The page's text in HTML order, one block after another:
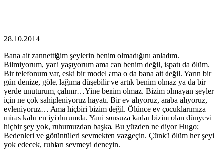
28.10.2014
Bana ait zannettiğim şeylerin benim olmadığını anladım.
Bilmiyorum, yani yaşıyorum ama can benim değil, ispatı da ölüm.
Bir telefonum var, eski bir model ama o da bana ait değil. Yarın bir
gün denize, göle, lağıma düşebilir ve artık benim olmaz ya da bir
yerde unuturum, çalınır…Yine benim olmaz. Bizim olmayan şeyler
için ne çok sahipleniyoruz hayatı. Bir ev alıyoruz, araba alıyoruz,
evleniyoruz… Ama hiçbiri bizim değil. Ölünce ev çocuklarımıza
miras kalır en iyi durumda. Yani sonsuza kadar bizim olan dünyevi
hiçbir şey yok, ruhumuzdan başka. Bu yüzden ne diyor Hugo;
Bedenleri ve görüntüleri sevmekten vazgeçin. Çünkü ölüm her şeyi
yok edecek, ruhları sevmeyi deneyin.